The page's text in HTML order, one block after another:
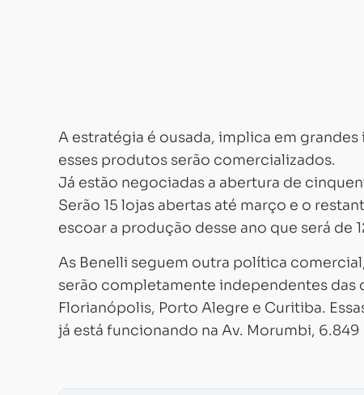
A estratégia é ousada, implica em
esses produtos serão comercializados.
Já estão negociadas a abertura de
Serão 15 lojas abertas até março e o
escoar a produção desse ano que será de
As Benelli seguem outra política
serão completamente independentes das
Florianópolis, Porto Alegre e Curitiba.
já está funcionando na Av. Morumbi, 6.849